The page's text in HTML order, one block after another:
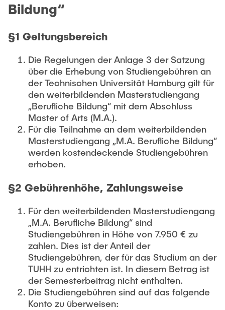
Bildung“
§1 Geltungsbereich
Die Regelungen der Anlage 3 der Satzung
über die Erhebung von Studiengebühren an
der Technischen Universität Hamburg gilt für
den weiterbildenden Masterstudiengang
„Berufliche Bildung“ mit dem Abschluss
Master of Arts (M.A.).
Für die Teilnahme an dem weiterbildenden
Masterstudiengang „M.A. Berufliche Bildung“
werden kostendeckende Studiengebühren
erhoben.
§2 Gebührenhöhe, Zahlungsweise
Für den weiterbildenden Masterstudiengang
„M.A. Berufliche Bildung“ sind
Studiengebühren in Höhe von 7.950 € zu
zahlen. Dies ist der Anteil der
Studiengebühren, der für das Studium an der
TUHH zu entrichten ist. In diesem Betrag ist
der Semesterbeitrag nicht enthalten.
Die Studiengebühren sind auf das folgende
Konto zu überweisen: